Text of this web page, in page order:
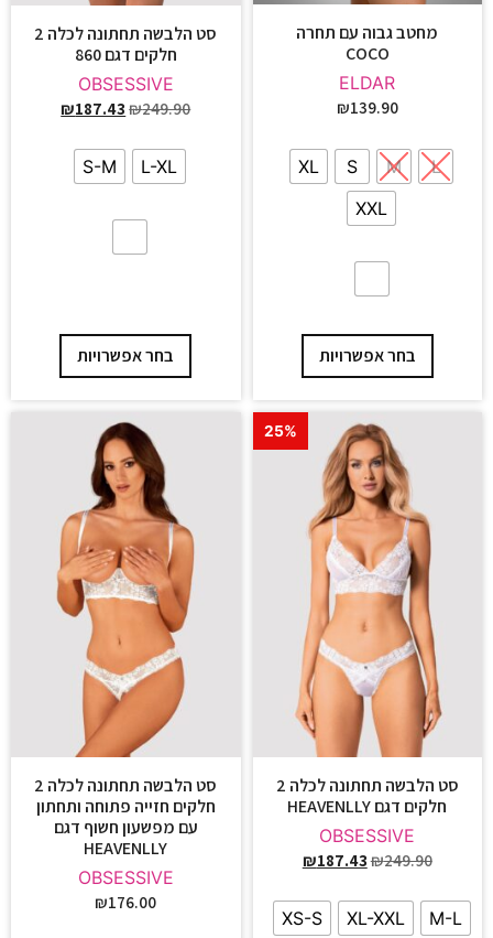
מחטב גבוה עם תחרה
COCO
ELDAR
₪139.90
L
M
S
XL
XXL
בחר אפשרויות
סט הלבשה תחתונה לכלה 2
חלקים דגם 860
OBSESSIVE
₪249.90
₪187.43
L-XL
S-M
בחר אפשרויות
25%
סט הלבשה תחתונה לכלה 2
חלקים דגם HEAVENLLY
OBSESSIVE
₪249.90
₪187.43
M-L
XL-XXL
XS-S
סט הלבשה תחתונה לכלה 2
חלקים חזייה פתוחה ותחתון
עם מפשעון חשוף דגם
HEAVENLLY
OBSESSIVE
₪176.00